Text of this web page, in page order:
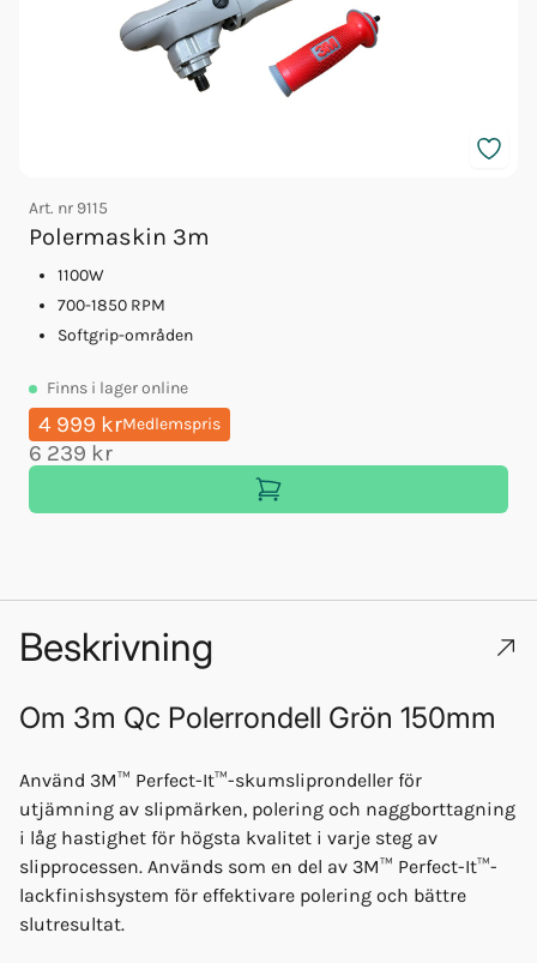
Art. nr 9115
Polermaskin 3m
1100W
700-1850 RPM
Softgrip-områden
Finns i lager online
4 999 krMedlemspris
6 239 kr
Beskrivning
Om 3m Qc Polerrondell Grön 150mm
Använd 3M™ Perfect-It™-skumsliprondeller för
utjämning av slipmärken, polering och naggborttagning
i låg hastighet för högsta kvalitet i varje steg av
slipprocessen. Används som en del av 3M™ Perfect-It™-
lackfinishsystem för effektivare polering och bättre
slutresultat.